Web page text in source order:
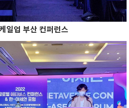
일업 부산 컨퍼런스